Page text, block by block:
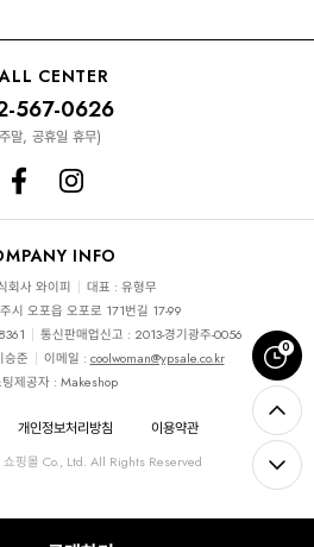
0
CENTER
567-0626
말, 공휴일 휴무)
INFO
회사 와이피
대표 : 유형무
시 오포읍 오포로 171번길 17-99
통신판매업신고 : 2013-경기광주-0056
승준
이메일 : coolwoman@ypsale.co.kr
제공자 : Makeshop
개인정보처리방침 이용약관
핑몰 Co., Ltd. All Rights Reserved